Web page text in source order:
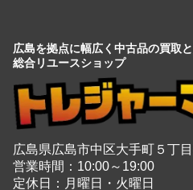
広島を拠点に幅広く中古品の買取
総合リユースショップ